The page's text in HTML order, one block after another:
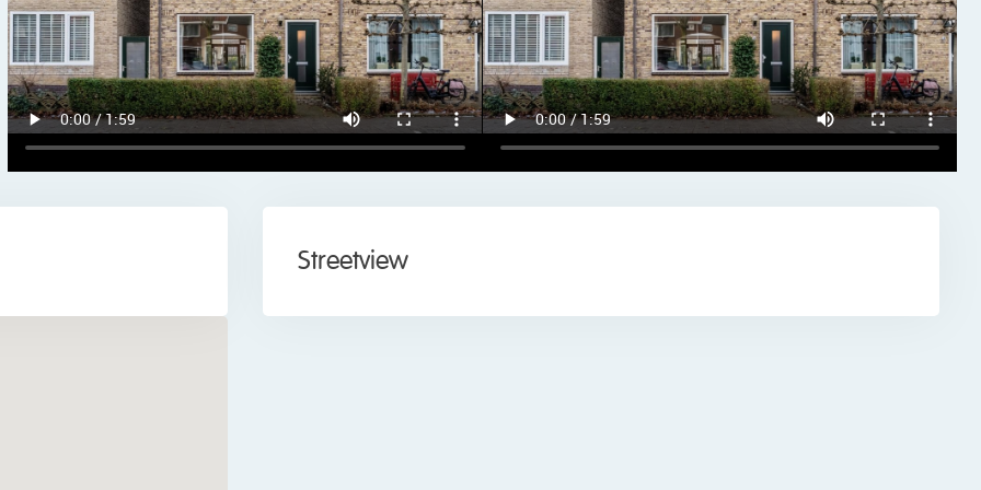
waar je allerlei winkels voor je dagelijkse boodschappen vindt.
zoals sportverenigingen en de huisarts, vlakbij. Zin in
Jisperveld ligt op slechts 5 minuten fietsen.
een bushalte op loopafstand en NS-Station Wormerveer op
Het treinstation biedt snelle verbindingen naar onder andere
A8 en A9 vlot bereikbaar.
Streetview